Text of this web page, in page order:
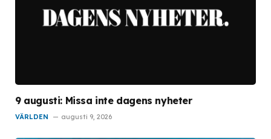
9 augusti: Missa inte dagens nyheter
VÄRLDEN augusti 9, 2026